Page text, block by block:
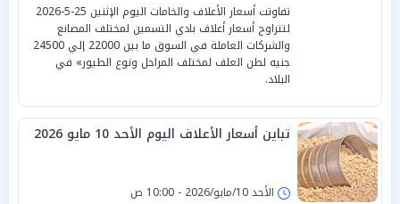
تفاوتت أسعار الأعلاف والخامات اليوم الإثنين 25-5-2026
لتتراوح أسعار أعلاف بادي التسمين لمختلف المصانع
والشركات العاملة في السوق ما بين 22000 إلي 24500
جنيه لطن العلف لمختلف المراحل ونوع الطيور» في
البلاد.
تباين أسعار الأعلاف اليوم الأحد 10 مايو 2026
الأحد 10/مايو/2026 - 10:00 ص